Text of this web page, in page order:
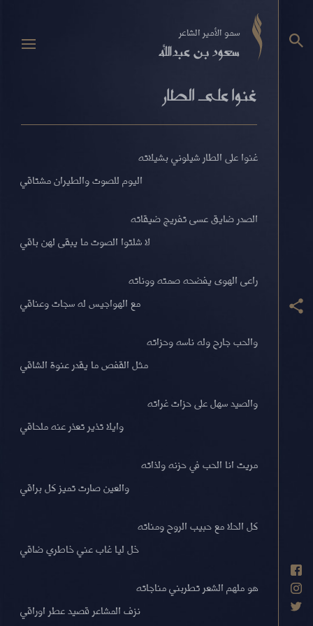
سمو الأمير الشاعر
سعود بن عبدالله
غنوا على الطار
غنوا على الطار شيلوني بشيلاته
اليوم للصوت والطيران مشتاقي
الصدر ضايق عسى تفريج ضيقاته
لا شلتوا الصوت ما يبقى لهن باقي
راعى الهوى يفضحه صمته ووناته
مع الهواجيس له سجات وعناقي
والحب جارح وله ناسه وحزاته
مثل القفص ما يقدر عنوة الشاقي
والصيد سهل على حزات غراته
وايلا تذير تعذر عنه ملحاقي
مريت انا الحب في حزنه ولذاته
والعين صارت تميز كل براقي
كل الحلا مع حبيب الروح ومناته
خل ليا غاب عني خاطري ضاقي
هو ملهم الشعر تطربني مناجاته
نزف المشاعر قصيد عطر اوراقي